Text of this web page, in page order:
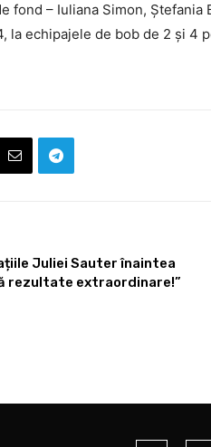
fond – Iuliana Simon,
la echipajele de bob de 2 și 4
Juliei Sauter înaintea
rezultate extraordinare!”